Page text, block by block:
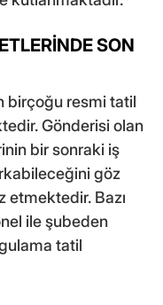
SON
birçoğu resmi tatil
Gönderisi olan
bir sonraki iş
göz
etmektedir. Bazı
ile şubeden
tatil